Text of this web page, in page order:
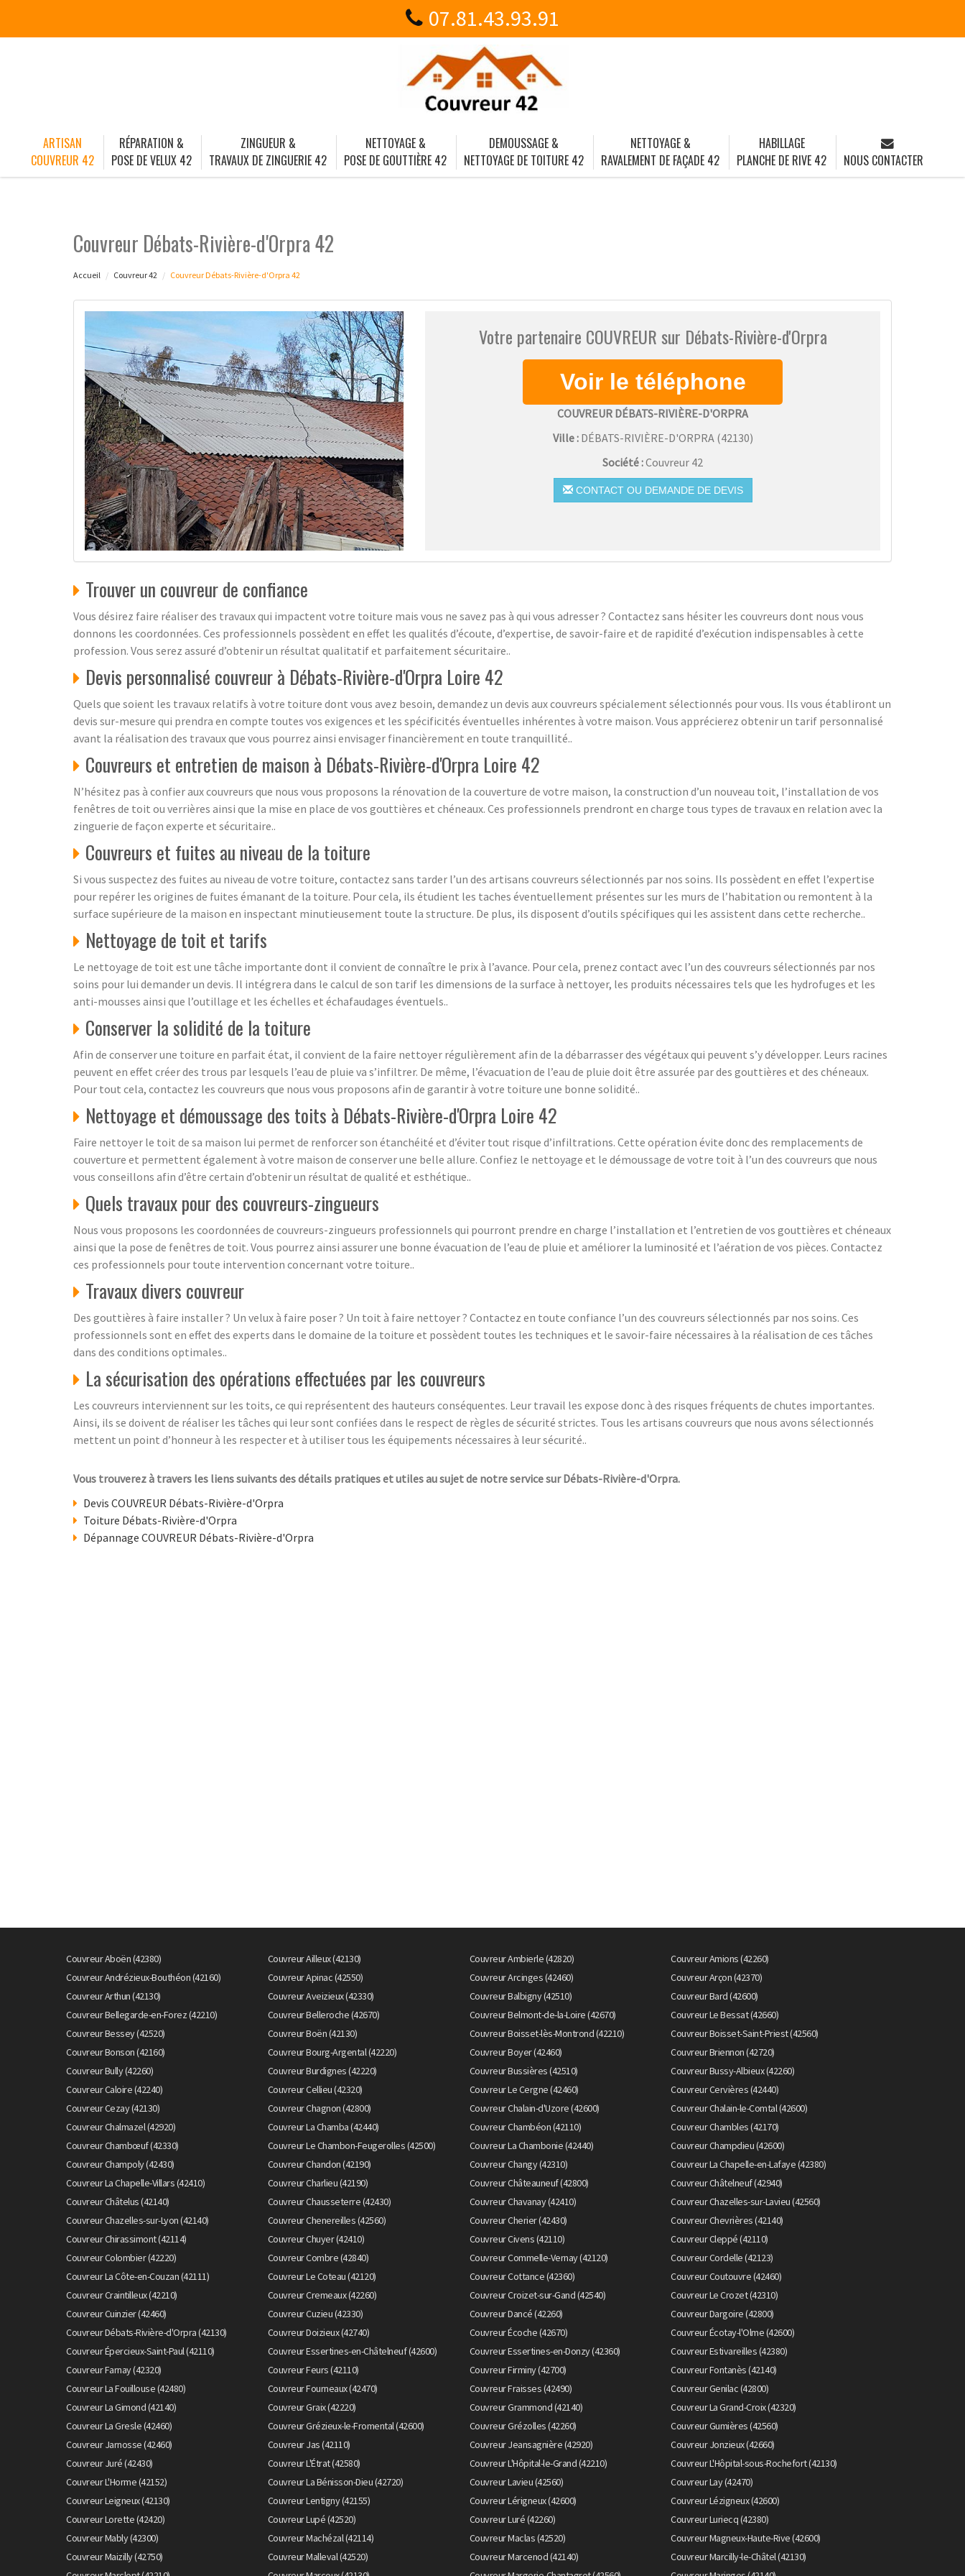
07.81.43.93.91
ARTISAN
COUVREUR 42
RÉPARATION &
POSE DE VELUX 42
ZINGUEUR &
TRAVAUX DE ZINGUERIE 42
NETTOYAGE &
POSE DE GOUTTIÈRE 42
DEMOUSSAGE &
NETTOYAGE DE TOITURE 42
NETTOYAGE &
RAVALEMENT DE FAÇADE 42
HABILLAGE
PLANCHE DE RIVE 42
NOUS CONTACTER
Couvreur Débats-Rivière-d'Orpra 42
Accueil Couvreur 42 Couvreur Débats-Rivière-d'Orpra 42
Votre partenaire COUVREUR sur Débats-Rivière-d'Orpra
COUVREUR DÉBATS-RIVIÈRE-D'ORPRA
Ville : DÉBATS-RIVIÈRE-D'ORPRA (42130)
Société :Couvreur 42
CONTACT OU DEMANDE DE DEVIS
Trouver un couvreur de confiance
Vous désirez faire réaliser des travaux qui impactent votre toiture mais vous ne savez pas à qui vous adresser ? Contactez sans hésiter les couvreurs dont nous vous
donnons les coordonnées. Ces professionnels possèdent en effet les qualités d’écoute, d’expertise, de savoir-faire et de rapidité d’exécution indispensables à cette
profession. Vous serez assuré d’obtenir un résultat qualitatif et parfaitement sécuritaire..
Devis personnalisé couvreur à Débats-Rivière-d'Orpra Loire 42
Quels que soient les travaux relatifs à votre toiture dont vous avez besoin, demandez un devis aux couvreurs spécialement sélectionnés pour vous. Ils vous établiront un
devis sur-mesure qui prendra en compte toutes vos exigences et les spécificités éventuelles inhérentes à votre maison. Vous apprécierez obtenir un tarif personnalisé
avant la réalisation des travaux que vous pourrez ainsi envisager financièrement en toute tranquillité..
Couvreurs et entretien de maison à Débats-Rivière-d'Orpra Loire 42
N’hésitez pas à confier aux couvreurs que nous vous proposons la rénovation de la couverture de votre maison, la construction d’un nouveau toit, l’installation de vos
fenêtres de toit ou verrières ainsi que la mise en place de vos gouttières et chéneaux. Ces professionnels prendront en charge tous types de travaux en relation avec la
zinguerie de façon experte et sécuritaire..
Couvreurs et fuites au niveau de la toiture
Si vous suspectez des fuites au niveau de votre toiture, contactez sans tarder l’un des artisans couvreurs sélectionnés par nos soins. Ils possèdent en effet l’expertise
pour repérer les origines de fuites émanant de la toiture. Pour cela, ils étudient les taches éventuellement présentes sur les murs de l’habitation ou remontent à la
surface supérieure de la maison en inspectant minutieusement toute la structure. De plus, ils disposent d’outils spécifiques qui les assistent dans cette recherche..
Nettoyage de toit et tarifs
Le nettoyage de toit est une tâche importante dont il convient de connaître le prix à l’avance. Pour cela, prenez contact avec l’un des couvreurs sélectionnés par nos
soins pour lui demander un devis. Il intégrera dans le calcul de son tarif les dimensions de la surface à nettoyer, les produits nécessaires tels que les hydrofuges et les
anti-mousses ainsi que l’outillage et les échelles et échafaudages éventuels..
Conserver la solidité de la toiture
Afin de conserver une toiture en parfait état, il convient de la faire nettoyer régulièrement afin de la débarrasser des végétaux qui peuvent s’y développer. Leurs racines
peuvent en effet créer des trous par lesquels l’eau de pluie va s’infiltrer. De même, l’évacuation de l’eau de pluie doit être assurée par des gouttières et des chéneaux.
Pour tout cela, contactez les couvreurs que nous vous proposons afin de garantir à votre toiture une bonne solidité..
Nettoyage et démoussage des toits à Débats-Rivière-d'Orpra Loire 42
Faire nettoyer le toit de sa maison lui permet de renforcer son étanchéité et d’éviter tout risque d’infiltrations. Cette opération évite donc des remplacements de
couverture et permettent également à votre maison de conserver une belle allure. Confiez le nettoyage et le démoussage de votre toit à l’un des couvreurs que nous
vous conseillons afin d’être certain d’obtenir un résultat de qualité et esthétique..
Quels travaux pour des couvreurs-zingueurs
Nous vous proposons les coordonnées de couvreurs-zingueurs professionnels qui pourront prendre en charge l’installation et l’entretien de vos gouttières et chéneaux
ainsi que la pose de fenêtres de toit. Vous pourrez ainsi assurer une bonne évacuation de l’eau de pluie et améliorer la luminosité et l’aération de vos pièces. Contactez
ces professionnels pour toute intervention concernant votre toiture..
Travaux divers couvreur
Des gouttières à faire installer ? Un velux à faire poser ? Un toit à faire nettoyer ? Contactez en toute confiance l’un des couvreurs sélectionnés par nos soins. Ces
professionnels sont en effet des experts dans le domaine de la toiture et possèdent toutes les techniques et le savoir-faire nécessaires à la réalisation de ces tâches
dans des conditions optimales..
La sécurisation des opérations effectuées par les couvreurs
Les couvreurs interviennent sur les toits, ce qui représentent des hauteurs conséquentes. Leur travail les expose donc à des risques fréquents de chutes importantes.
Ainsi, ils se doivent de réaliser les tâches qui leur sont confiées dans le respect de règles de sécurité strictes. Tous les artisans couvreurs que nous avons sélectionnés
mettent un point d’honneur à les respecter et à utiliser tous les équipements nécessaires à leur sécurité..
Vous trouverez à travers les liens suivants des détails pratiques et utiles au sujet de notre service sur Débats-Rivière-d'Orpra.
Devis COUVREUR Débats-Rivière-d'Orpra
Toiture Débats-Rivière-d'Orpra
Dépannage COUVREUR Débats-Rivière-d'Orpra
Couvreur Aboën (42380) Couvreur Ailleux (42130) Couvreur Ambierle (42820)
Couvreur Amions (42260)
Couvreur Andrézieux-Bouthéon (42160)
Couvreur Apinac (42550) Couvreur Arcinges (42460)
Couvreur Arçon (42370)
Couvreur Arthun (42130)
Couvreur Aveizieux (42330) Couvreur Balbigny (42510)
Couvreur Bard (42600)
Couvreur Bellegarde-en-Forez (42210)
Couvreur Belleroche (42670) Couvreur Belmont-de-la-Loire (42670)
Couvreur Le Bessat (42660)
Couvreur Bessey (42520)
Couvreur Boën (42130) Couvreur Boisset-lès-Montrond (42210)
Couvreur Boisset-Saint-Priest (42560)
Couvreur Bonson (42160)
Couvreur Bourg-Argental (42220) Couvreur Boyer (42460)
Couvreur Briennon (42720)
Couvreur Bully (42260)
Couvreur Burdignes (42220) Couvreur Bussières (42510)
Couvreur Bussy-Albieux (42260)
Couvreur Caloire (42240)
Couvreur Cellieu (42320) Couvreur Le Cergne (42460)
Couvreur Cervières (42440)
Couvreur Cezay (42130)
Couvreur Chagnon (42800) Couvreur Chalain-d'Uzore (42600)
Couvreur Chalain-le-Comtal (42600)
Couvreur Chalmazel (42920)
Couvreur La Chamba (42440) Couvreur Chambéon (42110)
Couvreur Chambles (42170)
Couvreur Chambœuf (42330)
Couvreur Le Chambon-Feugerolles (42500) Couvreur La Chambonie (42440)
Couvreur Champdieu (42600)
Couvreur Champoly (42430)
Couvreur Chandon (42190) Couvreur Changy (42310)
Couvreur La Chapelle-en-Lafaye (42380)
Couvreur La Chapelle-Villars (42410)
Couvreur Charlieu (42190) Couvreur Châteauneuf (42800)
Couvreur Châtelneuf (42940)
Couvreur Châtelus (42140)
Couvreur Chausseterre (42430) Couvreur Chavanay (42410)
Couvreur Chazelles-sur-Lavieu (42560)
Couvreur Chazelles-sur-Lyon (42140)
Couvreur Chenereilles (42560) Couvreur Cherier (42430)
Couvreur Chevrières (42140)
Couvreur Chirassimont (42114)
Couvreur Chuyer (42410) Couvreur Civens (42110)
Couvreur Cleppé (42110)
Couvreur Colombier (42220)
Couvreur Combre (42840) Couvreur Commelle-Vernay (42120)
Couvreur Cordelle (42123)
Couvreur La Côte-en-Couzan (42111)
Couvreur Le Coteau (42120) Couvreur Cottance (42360)
Couvreur Coutouvre (42460)
Couvreur Craintilleux (42210)
Couvreur Cremeaux (42260) Couvreur Croizet-sur-Gand (42540)
Couvreur Le Crozet (42310)
Couvreur Cuinzier (42460)
Couvreur Cuzieu (42330) Couvreur Dancé (42260)
Couvreur Dargoire (42800)
Couvreur Débats-Rivière-d'Orpra (42130)
Couvreur Doizieux (42740) Couvreur Écoche (42670)
Couvreur Écotay-l'Olme (42600)
Couvreur Épercieux-Saint-Paul (42110)
Couvreur Essertines-en-Châtelneuf (42600) Couvreur Essertines-en-Donzy (42360)
Couvreur Estivareilles (42380)
Couvreur Farnay (42320)
Couvreur Feurs (42110) Couvreur Firminy (42700)
Couvreur Fontanès (42140)
Couvreur La Fouillouse (42480)
Couvreur Fourneaux (42470) Couvreur Fraisses (42490)
Couvreur Genilac (42800)
Couvreur La Gimond (42140)
Couvreur Graix (42220) Couvreur Grammond (42140)
Couvreur La Grand-Croix (42320)
Couvreur La Gresle (42460)
Couvreur Grézieux-le-Fromental (42600) Couvreur Grézolles (42260)
Couvreur Gumières (42560)
Couvreur Jarnosse (42460)
Couvreur Jas (42110) Couvreur Jeansagnière (42920)
Couvreur Jonzieux (42660)
Couvreur Juré (42430)
Couvreur L'Étrat (42580) Couvreur L'Hôpital-le-Grand (42210)
Couvreur L'Hôpital-sous-Rochefort (42130)
Couvreur L'Horme (42152)
Couvreur La Bénisson-Dieu (42720) Couvreur Lavieu (42560)
Couvreur Lay (42470)
Couvreur Leigneux (42130)
Couvreur Lentigny (42155) Couvreur Lérigneux (42600)
Couvreur Lézigneux (42600)
Couvreur Lorette (42420)
Couvreur Lupé (42520) Couvreur Luré (42260)
Couvreur Luriecq (42380)
Couvreur Mably (42300)
Couvreur Machézal (42114) Couvreur Maclas (42520)
Couvreur Magneux-Haute-Rive (42600)
Couvreur Maizilly (42750)
Couvreur Malleval (42520) Couvreur Marcenod (42140)
Couvreur Marcilly-le-Châtel (42130)